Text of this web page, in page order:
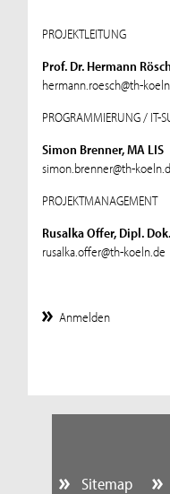
PROJEKTLEITUNG
Prof. Dr. Hermann Rösch
hermann.roesch@th-
PROGRAMMIERUNG / IT-
Simon Brenner, MA LIS
simon.brenner@th-
PROJEKTMANAGEMENT
Rusalka Offer, Dipl.
rusalka.offer@th-koeln.de
Anmelden
Sitemap